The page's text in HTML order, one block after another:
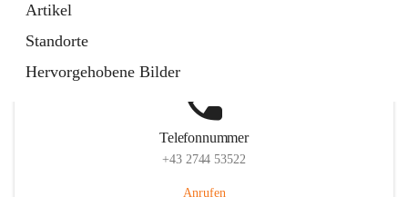
Artikel
Standorte
Hervorgehobene Bilder
Telefonnummer
+43 2744 53522
Anrufen